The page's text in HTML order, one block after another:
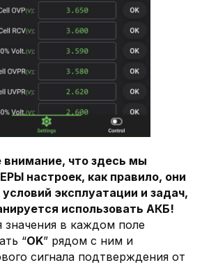
что здесь мы
настроек, как правило, они
эксплуатации и задач,
использовать АКБ!
значения в каждом поле
“OK” рядом с ним и
сигнала подтверждения от